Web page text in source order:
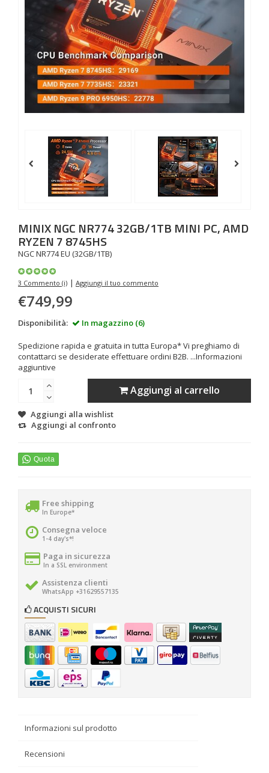
MINIXNGC NR774 32GB/1TB MINI PC, AMD
RYZEN 7 8745HS
NGC NR774 EU (32GB/1TB)
3 Commento (i) | Aggiungi il tuo commento
€749,99
Disponibilità: In magazzino (6)
Spedizione rapida e gratuita in tutta Europa* Vi preghiamo di
contattarci se desiderate effettuare ordini B2B. ...Informazioni
aggiuntive
Aggiungi al carrello
Aggiungi alla wishlist
Aggiungi al confronto
Free shipping
In Europe*
Consegna veloce
1-4 day's*!
Paga in sicurezza
In a SSL environment
Assistenza clienti
WhatsApp +31629557135
ACQUISTI SICURI
Informazioni sul prodotto
Recensioni